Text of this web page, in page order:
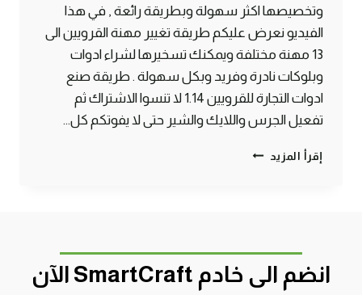
وتخصيصها اكثر سهولة وبطريقة رائعة , في هذا
الفيديو نعرض عليكم طريقة تغيير مهنة القرويين الى
13 مهنة مختلفة ويمكنك تسخيرها لشراء ادوات
وبلوكات نادرة وفريد وبكل سهولة . طريقة صنع
ادوات التجارة للقرويين 1.14 لا تنسوا الاشتراك ثم
تفعيل الجرس واللايك والشير حتى لا يفوتكم كل…
إقرأ المزيد طريقة
مهنه
ماين
انضم الى خادم SmartCraft الآن